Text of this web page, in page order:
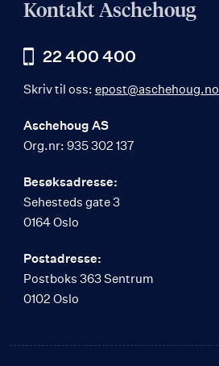
Kontakt Aschehoug
22 400 400
Skriv til oss: epost@aschehoug.no
Aschehoug AS
Org.nr: 935 302 137
Besøksadresse:
Sehesteds gate 3
0164 Oslo
Postadresse:
Postboks 363 Sentrum
0102 Oslo